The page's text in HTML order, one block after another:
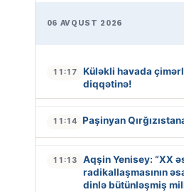
06 AVQUST 2026
11:17
Küləkli havada
diqqətinə!
11:14 Paşinyan
11:13
Aqşin Yenisey: “XX
radikallaşmasının
dinlə bütünləşmiş